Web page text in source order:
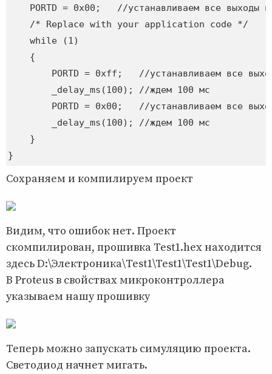
PORTD = 0x00;   //устанавливаем все выходы
    /* Replace with your application code */
    while (1)
    {
PORTD = 0xff;   //устанавливаем все
        _delay_ms(100); //ждем 100 мс
PORTD = 0x00;   //устанавливаем все
        _delay_ms(100); //ждем 100 мс
    }
Сохраняем и компилируем проект
Видим, что ошибок нет. Проект
скомпилирован, прошивка Test1.hex находится
здесь D:\Электроника\Test1\Test1\Test1\Debug.
В Proteus в свойствах микроконтроллера
указываем нашу прошивку
Теперь можно запускать симуляцию проекта.
Светодиод начнет мигать.